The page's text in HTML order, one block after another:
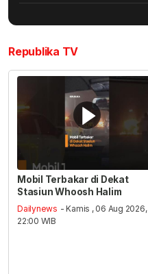
Republika TV
Mobil Terbakar di Dekat
Stasiun Whoosh Halim
Dailynews - Kamis , 06 Aug 2026,
22:00 WIB